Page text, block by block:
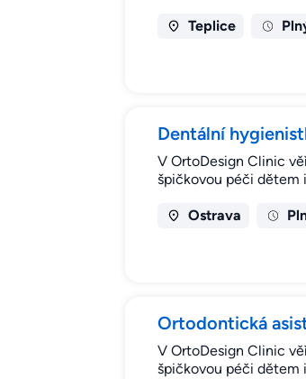
Teplice
Dentální
V OrtoDesign Clinic
špičkovou péči dětem
Ostrava
Ortodontická
V OrtoDesign Clinic
špičkovou péči dětem